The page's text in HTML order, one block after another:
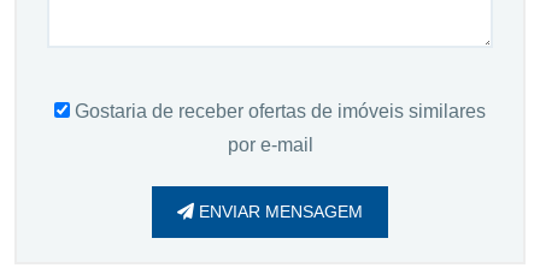
Gostaria de receber ofertas de imóveis similares
por e-mail
ENVIAR MENSAGEM